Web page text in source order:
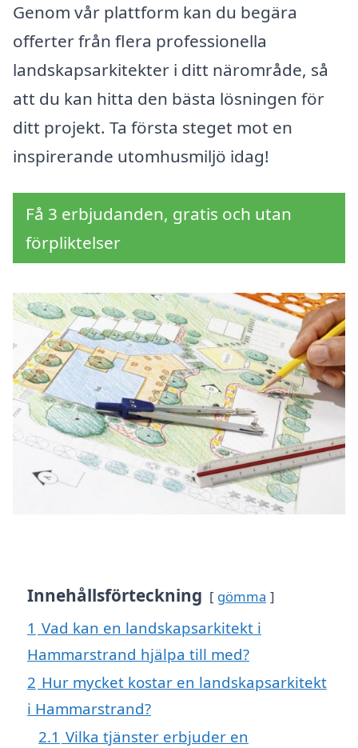
Genom vår plattform kan du begära
offerter från flera professionella
landskapsarkitekter i ditt närområde, så
att du kan hitta den bästa lösningen för
ditt projekt. Ta första steget mot en
inspirerande utomhusmiljö idag!
Få 3 erbjudanden, gratis och utan
förpliktelser
Innehållsförteckning gömma
1 Vad kan en landskapsarkitekt i
Hammarstrand hjälpa till med?
2 Hur mycket kostar en landskapsarkitekt
i Hammarstrand?
2.1 Vilka tjänster erbjuder en